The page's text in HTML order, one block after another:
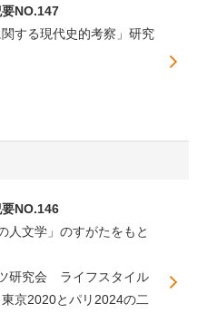
NO.147
する現代史的考察」研究
NO.146
人文学」のすがたをもと
研究会 ライフスタイル
京2020とパリ2024の二